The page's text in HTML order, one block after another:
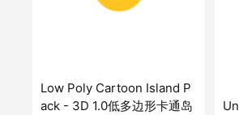
Low Poly Cartoon Island P
ack - 3D 1.0低多边形卡通岛